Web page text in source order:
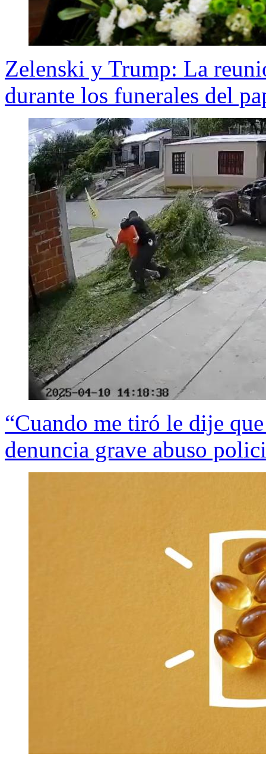
Zelenski y Trump: La
durante los funerales del
“Cuando me tiró le dije
denuncia grave abuso